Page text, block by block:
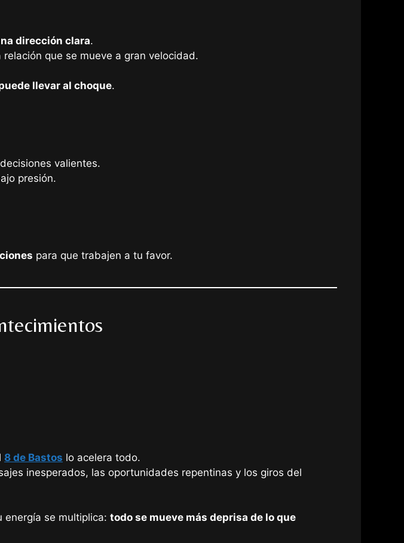
dirección clara.
que se mueve a gran velocidad.
llevar al choque.
valientes.
presión.
para que trabajen a tu favor.
8 de Bastos lo acelera todo.
inesperados, las oportunidades repentinas y los giros del
energía se multiplica: todo se mueve más deprisa de lo que